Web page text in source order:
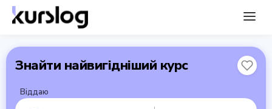
Знайти найвигідніший курс
Віддаю